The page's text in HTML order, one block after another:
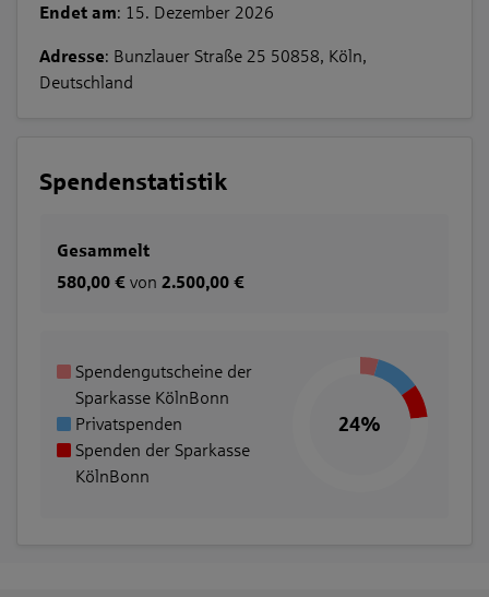
Spendenstatistik
Gesammelt
580,00 € von 2.500,00 €
24%
Endet am: 15. Dezember 2026
Adresse: Bunzlauer Straße 25 50858, Köln,
Deutschland